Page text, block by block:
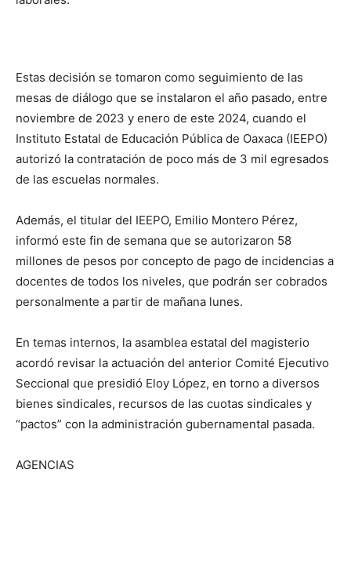
Estas decisión se tomaron como seguimiento de las
mesas de diálogo que se instalaron el año pasado, entre
noviembre de 2023 y enero de este 2024, cuando el
Instituto Estatal de Educación Pública de Oaxaca (IEEPO)
autorizó la contratación de poco más de 3 mil egresados
de las escuelas normales.
Además, el titular del IEEPO, Emilio Montero Pérez,
informó este fin de semana que se autorizaron 58
millones de pesos por concepto de pago de incidencias a
docentes de todos los niveles, que podrán ser cobrados
personalmente a partir de mañana lunes.
En temas internos, la asamblea estatal del magisterio
acordó revisar la actuación del anterior Comité Ejecutivo
Seccional que presidió Eloy López, en torno a diversos
bienes sindicales, recursos de las cuotas sindicales y
“pactos” con la administración gubernamental pasada.
AGENCIAS